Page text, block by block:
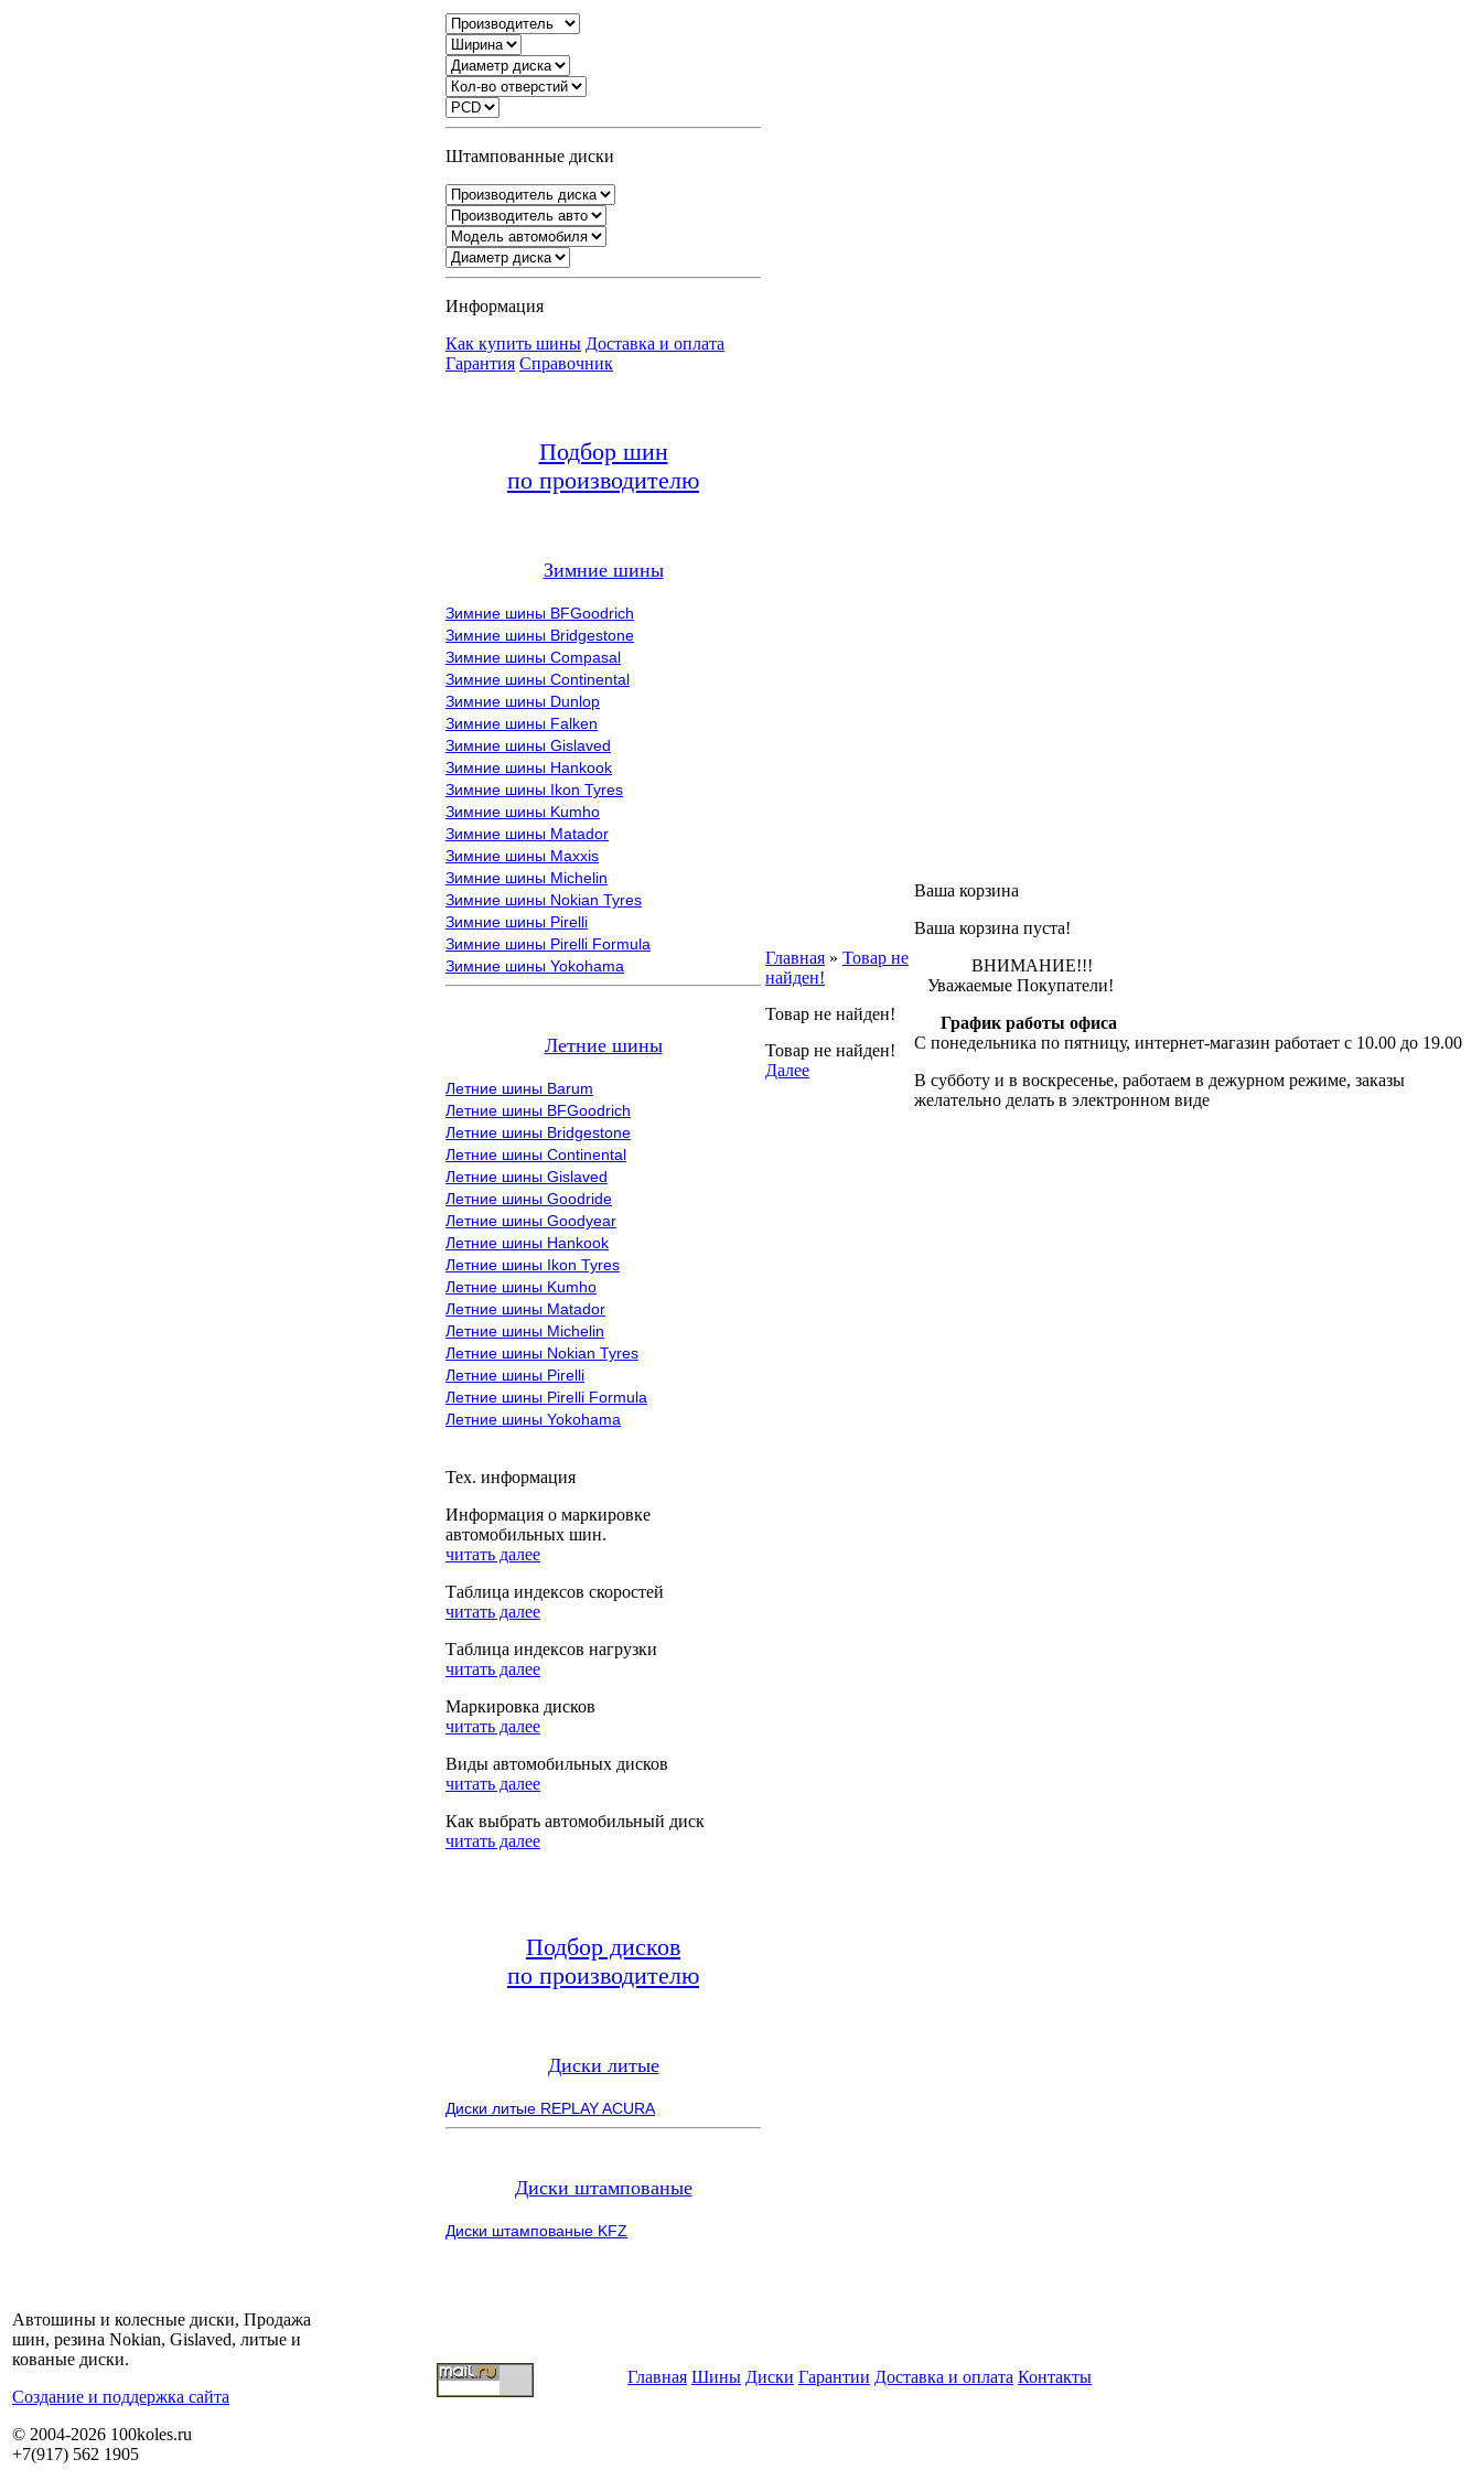
Штампованные диски
Информация
Как купить шины Доставка и оплата
Гарантия Справочник
Подбор шин
по производителю
Зимние шины
Зимние шины BFGoodrich
Зимние шины Bridgestone
Зимние шины Compasal
Зимние шины Continental
Зимние шины Dunlop
Зимние шины Falken
Зимние шины Gislaved
Зимние шины Hankook
Зимние шины Ikon Tyres
Зимние шины Kumho
Зимние шины Matador
Зимние шины Maxxis
Зимние шины Michelin
Зимние шины Nokian Tyres
Зимние шины Pirelli
Зимние шины Pirelli Formula
Зимние шины Yokohama
Летние шины
Летние шины Barum
Летние шины BFGoodrich
Летние шины Bridgestone
Летние шины Continental
Летние шины Gislaved
Летние шины Goodride
Летние шины Goodyear
Летние шины Hankook
Летние шины Ikon Tyres
Летние шины Kumho
Летние шины Matador
Летние шины Michelin
Летние шины Nokian Tyres
Летние шины Pirelli
Летние шины Pirelli Formula
Летние шины Yokohama
Тех. информация
Информация о маркировке
автомобильных шин.
читать далее
Таблица индексов скоростей
читать далее
Таблица индексов нагрузки
читать далее
Маркировка дисков
читать далее
Виды автомобильных дисков
читать далее
Как выбрать автомобильный диск
читать далее
Подбор дисков
по производителю
Диски литые
Диски литые REPLAY ACURA
Диски штампованые
Диски штампованые KFZ
Главная » Товар не
найден!
Товар не найден!
Товар не найден!
Далее
Ваша корзина
Ваша корзина пуста!
ВНИМАНИЕ!!!
Уважаемые Покупатели!
График работы офиса
С понедельника по пятницу, интернет-магазин работает с 10.00 до 19.00
В субботу и в воскресенье, работаем в дежурном режиме, заказы
желательно делать в электронном виде
Автошины и колесные диски, Продажа
шин, резина Nokian, Gislaved, литые и
кованые диски.
Cоздание и поддержка сайта
© 2004-2026 100koles.ru
+7(917) 562 1905
Главная Шины Диски Гарантии Доставка и оплата Контакты